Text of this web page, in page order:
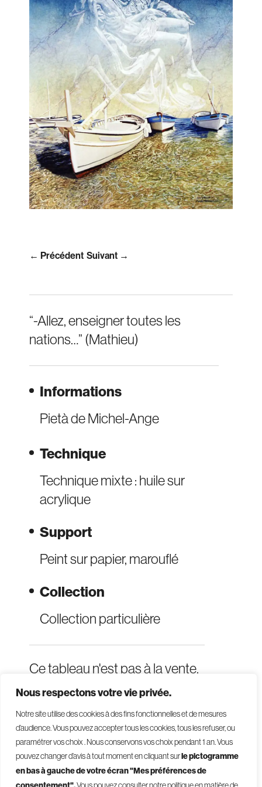
Nous respectons votre vie privée.
Notre site utilise des cookies à des fins fonctionnelles et de mesures
d’audience. Vous pouvez accepter tous les cookies, tous les refuser, ou
paramétrer vos choix . Nous conservons vos choix pendant 1 an.Vous
pouvez changer d’avis à tout moment en cliquant surle pictogramme
en bas à gauche de votre écran "Mes préférences de
Informations
Pietà de Michel-Ange
Technique
Technique mixte : huile sur
acrylique
Support
Peint sur papier, marouflé
Collection
Collection particulière
Ce tableau n'est pas à la vente.
← Précédent Suivant →
“-Allez, enseigner toutes les
nations…” (Mathieu)